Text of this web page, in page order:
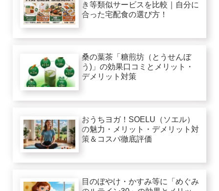
き等類似サービスを比較｜自分に
合った宅配食の選び方！
桑の葉茶「糖煎坊（とうせんぼ
う)」の効果口コミとメリット・
デメリット対策
おうちヨガ！SOELU（ソエル）
の魅力・メリット・デメリット対
策＆コスパ徹底評価
目のぼやけ・かすみ等に「めぐみ